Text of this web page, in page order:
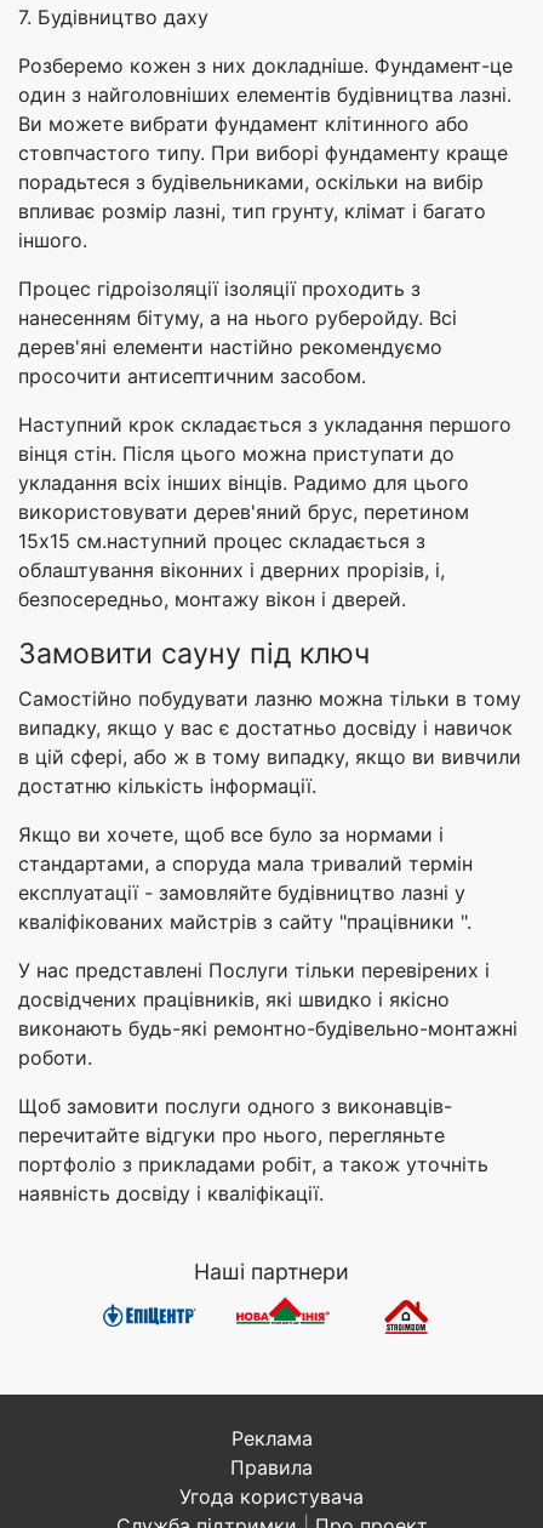
7. Будівництво даху
Розберемо кожен з них докладніше. Фундамент-це
один з найголовніших елементів будівництва лазні.
Ви можете вибрати фундамент клітинного або
стовпчастого типу. При виборі фундаменту краще
порадьтеся з будівельниками, оскільки на вибір
впливає розмір лазні, тип грунту, клімат і багато
іншого.
Процес гідроізоляції ізоляції проходить з
нанесенням бітуму, а на нього руберойду. Всі
дерев'яні елементи настійно рекомендуємо
просочити антисептичним засобом.
Наступний крок складається з укладання першого
вінця стін. Після цього можна приступати до
укладання всіх інших вінців. Радимо для цього
використовувати дерев'яний брус, перетином
15х15 см.наступний процес складається з
облаштування віконних і дверних прорізів, і,
безпосередньо, монтажу вікон і дверей.
Замовити сауну під ключ
Самостійно побудувати лазню можна тільки в тому
випадку, якщо у вас є достатньо досвіду і навичок
в цій сфері, або ж в тому випадку, якщо ви вивчили
достатню кількість інформації.
Якщо ви хочете, щоб все було за нормами і
стандартами, а споруда мала тривалий термін
експлуатації - замовляйте будівництво лазні у
кваліфікованих майстрів з сайту "працівники ".
У нас представлені Послуги тільки перевірених і
досвідчених працівників, які швидко і якісно
виконають будь-які ремонтно-будівельно-монтажні
роботи.
Щоб замовити послуги одного з виконавців-
перечитайте відгуки про нього, перегляньте
портфоліо з прикладами робіт, а також уточніть
наявність досвіду і кваліфікації.
Наші партнери
Реклама
Правила
Угода користувача